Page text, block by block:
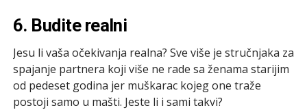
6. Budite realni
Jesu li vaša očekivanja realna? Sve više je stručnjaka za
spajanje partnera koji više ne rade sa ženama starijim
od pedeset godina jer muškarac kojeg one traže
postoji samo u mašti. Jeste li i sami takvi?